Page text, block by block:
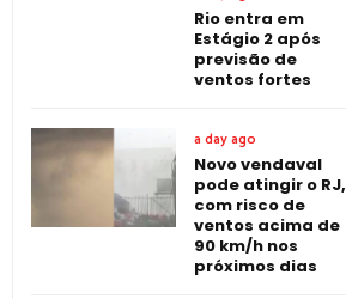
Rio entra em
Estágio 2 após
previsão de
ventos fortes
a day ago
Novo vendaval
pode atingir o RJ,
com risco de
ventos acima de
90 km/h nos
próximos dias